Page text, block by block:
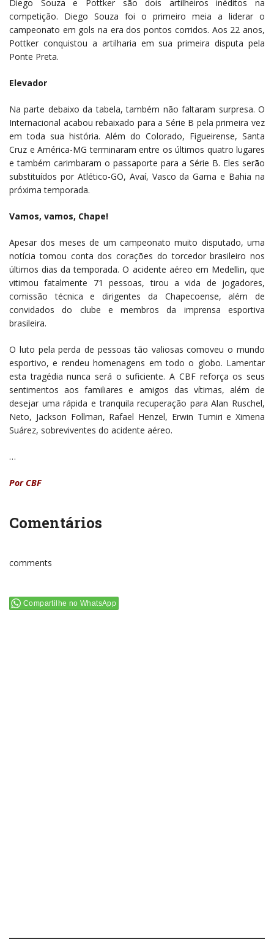
Diego Souza e Pottker são dois artilheiros inéditos na
competição. Diego Souza foi o primeiro meia a liderar o
campeonato em gols na era dos pontos corridos. Aos 22 anos,
Pottker conquistou a artilharia em sua primeira disputa pela
Ponte Preta.
Elevador
Na parte debaixo da tabela, também não faltaram surpresa. O
Internacional acabou rebaixado para a Série B pela primeira vez
em toda sua história. Além do Colorado, Figueirense, Santa
Cruz e América-MG terminaram entre os últimos quatro lugares
e também carimbaram o passaporte para a Série B. Eles serão
substituídos por Atlético-GO, Avaí, Vasco da Gama e Bahia na
próxima temporada.
Vamos, vamos, Chape!
Apesar dos meses de um campeonato muito disputado, uma
notícia tomou conta dos corações do torcedor brasileiro nos
últimos dias da temporada. O acidente aéreo em Medellin, que
vitimou fatalmente 71 pessoas, tirou a vida de jogadores,
comissão técnica e dirigentes da Chapecoense, além de
convidados do clube e membros da imprensa esportiva
brasileira.
O luto pela perda de pessoas tão valiosas comoveu o mundo
esportivo, e rendeu homenagens em todo o globo. Lamentar
esta tragédia nunca será o suficiente. A CBF reforça os seus
sentimentos aos familiares e amigos das vítimas, além de
desejar uma rápida e tranquila recuperação para Alan Ruschel,
Neto, Jackson Follman, Rafael Henzel, Erwin Tumiri e Ximena
Suárez, sobreviventes do acidente aéreo.
…
Por CBF
Comentários
comments
Compartilhe no WhatsApp